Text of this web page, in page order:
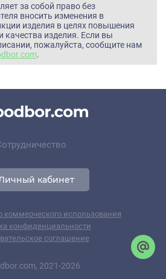
за собой право без
вносить изменения в
изделия в целях повышения
качества изделия. Если вы
пожалуйста, сообщите нам
.
кабинет
коммерческого использования
конфиденциальности
соглашение
2021-2026